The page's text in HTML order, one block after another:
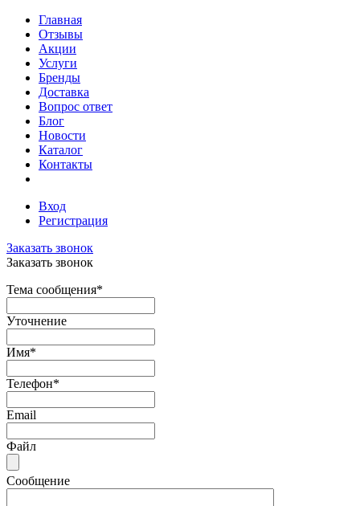
Главная
Отзывы
Акции
Услуги
Бренды
Доставка
Вопрос ответ
Блог
Новости
Каталог
Контакты
Вход
Регистрация
Заказать звонок
Заказать звонок
Тема сообщения*
Уточнение
Имя*
Телефон*
Email
Файл
Сообщение